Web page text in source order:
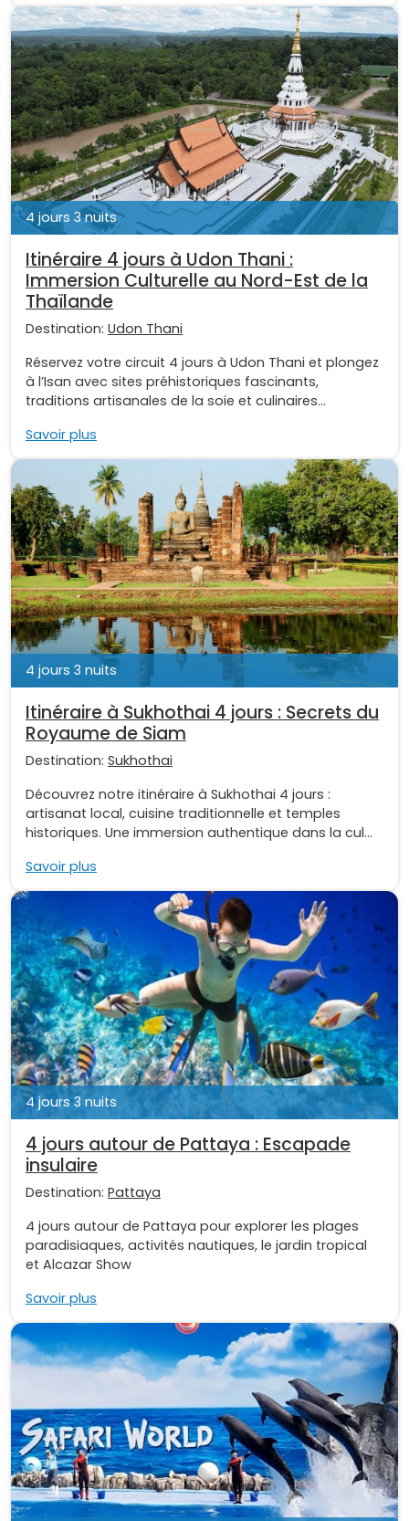
4 jours 3 nuits
Itinéraire 4 jours à Udon Thani :
Immersion Culturelle au Nord-Est de la
Thaïlande
Destination: Udon Thani
Réservez votre circuit 4 jours à Udon Thani et plongez
à l’Isan avec sites préhistoriques fascinants,
traditions artisanales de la soie et culinaires...
Savoir plus
4 jours 3 nuits
Itinéraire à Sukhothai 4 jours : Secrets du
Royaume de Siam
Destination: Sukhothai
Découvrez notre itinéraire à Sukhothai 4 jours :
artisanat local, cuisine traditionnelle et temples
historiques. Une immersion authentique dans la cul...
Savoir plus
4 jours 3 nuits
4 jours autour de Pattaya : Escapade
insulaire
Destination: Pattaya
4 jours autour de Pattaya pour explorer les plages
paradisiaques, activités nautiques, le jardin tropical
et Alcazar Show
Savoir plus